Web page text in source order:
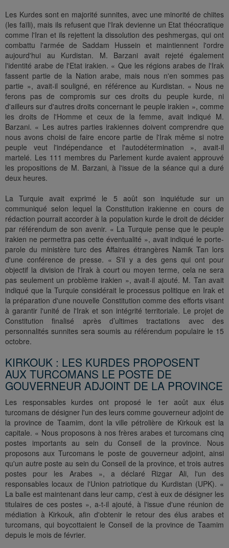
Les Kurdes sont en majorité sunnites, avec une minorité de chiites
(les faïli), mais ils refusent que l'Irak devienne un Etat théocratique
comme l'Iran et ils rejettent la dissolution des peshmergas, qui ont
combattu l'armée de Saddam Hussein et maintiennent l'ordre
aujourd'hui au Kurdistan. M. Barzani avait rejeté également
l'identité arabe de l'Etat irakien. « Que les régions arabes de l'Irak
fassent partie de la Nation arabe, mais nous n'en sommes pas
partie », avait-il souligné, en référence au Kurdistan. « Nous ne
ferons pas de compromis sur ces droits du peuple kurde, ni
d'ailleurs sur d'autres droits concernant le peuple irakien », comme
les droits de l'Homme et ceux de la femme, avait indiqué M.
Barzani. « Les autres parties irakiennes doivent comprendre que
nous avons choisi de faire encore partie de l'Irak même si notre
peuple veut l'indépendance et l'autodétermination », avait-il
martelé. Les 111 membres du Parlement kurde avaient approuvé
les propositions de M. Barzani, à l'issue de la séance qui a duré
deux heures.
La Turquie avait exprimé le 5 août son inquiétude sur un
communiqué selon lequel la Constitution irakienne en cours de
rédaction pourrait accorder à la population kurde le droit de décider
par référendum de son avenir. « La Turquie pense que le peuple
irakien ne permettra pas cette éventualité », avait indiqué le porte-
parole du ministère turc des Affaires étrangères Namik Tan lors
d'une conférence de presse. « S'il y a des gens qui ont pour
objectif la division de l'Irak à court ou moyen terme, cela ne sera
pas seulement un problème irakien », avait-il ajouté. M. Tan avait
indiqué que la Turquie considérait le processus politique en Irak et
la préparation d'une nouvelle Constitution comme des efforts visant
à garantir l'unité de l'Irak et son intégrité territoriale. Le projet de
Constitution finalisé après d’ultimes tractations avec des
personnalités sunnites sera soumis au référendum populaire le 15
octobre.
KIRKOUK : LES KURDES PROPOSENT
AUX TURCOMANS LE POSTE DE
GOUVERNEUR ADJOINT DE LA PROVINCE
Les responsables kurdes ont proposé le 1er août aux élus
turcomans de désigner l'un des leurs comme gouverneur adjoint de
la province de Taamim, dont la ville pétrolière de Kirkouk est la
capitale. « Nous proposons à nos frères arabes et turcomans cinq
postes importants au sein du Conseil de la province. Nous
proposons aux Turcomans le poste de gouverneur adjoint, ainsi
qu'un autre poste au sein du Conseil de la province, et trois autres
postes pour les Arabes », a déclaré Rizgar Ali, l'un des
responsables locaux de l'Union patriotique du Kurdistan (UPK). «
La balle est maintenant dans leur camp, c'est à eux de désigner les
titulaires de ces postes », a-t-il ajouté, à l'issue d'une réunion de
médiation à Kirkouk, afin d'obtenir le retour des élus arabes et
turcomans, qui boycottaient le Conseil de la province de Taamim
depuis le mois de février.